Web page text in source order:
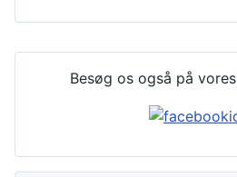
Besøg os også på vores